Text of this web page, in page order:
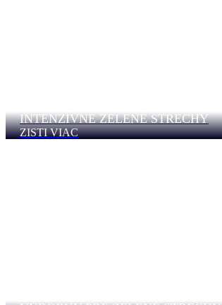
INTENZÍVNE ZELENÉ STRECHY
ZISTI VIAC